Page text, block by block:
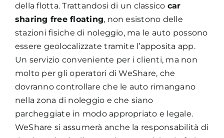
della flotta. Trattandosi di un classico car
sharing free floating, non esistono delle
stazioni fisiche di noleggio, ma le auto possono
essere geolocalizzate tramite l’apposita app.
Un servizio conveniente per i clienti, ma non
molto per gli operatori di WeShare, che
dovranno controllare che le auto rimangano
nella zona di noleggio e che siano
parcheggiate in modo appropriato e legale.
WeShare si assumerà anche la responsabilità di